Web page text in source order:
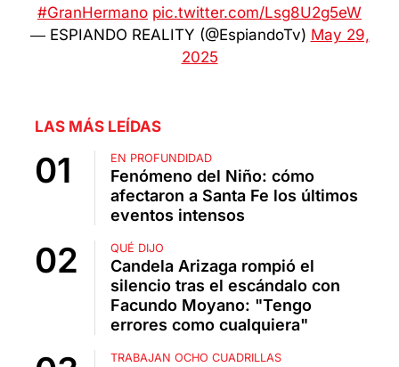
#GranHermano pic.twitter.com/Lsg8U2g5eW
— ESPIANDO REALITY (@EspiandoTv) May 29,
2025
LAS MÁS LEÍDAS
EN PROFUNDIDAD
Fenómeno del Niño: cómo
afectaron a Santa Fe los últimos
eventos intensos
QUÉ DIJO
Candela Arizaga rompió el
silencio tras el escándalo con
Facundo Moyano: "Tengo
errores como cualquiera"
TRABAJAN OCHO CUADRILLAS